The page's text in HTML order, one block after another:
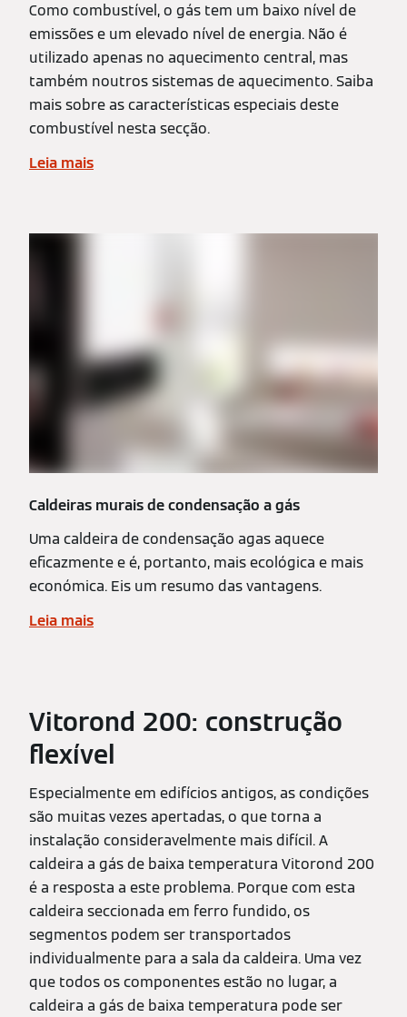
Como combustível, o gás tem um baixo nível de
emissões e um elevado nível de energia. Não é
utilizado apenas no aquecimento central, mas
também noutros sistemas de aquecimento. Saiba
mais sobre as características especiais deste
combustível nesta secção.
Leia mais
Caldeiras murais de condensação a gás
Uma caldeira de condensação agas aquece
eficazmente e é, portanto, mais ecológica e mais
económica. Eis um resumo das vantagens.
Leia mais
Vitorond 200: construção
flexível
Especialmente em edifícios antigos, as condições
são muitas vezes apertadas, o que torna a
instalação consideravelmente mais difícil. A
caldeira a gás de baixa temperatura Vitorond 200
é a resposta a este problema. Porque com esta
caldeira seccionada em ferro fundido, os
segmentos podem ser transportados
individualmente para a sala da caldeira. Uma vez
que todos os componentes estão no lugar, a
caldeira a gás de baixa temperatura pode ser